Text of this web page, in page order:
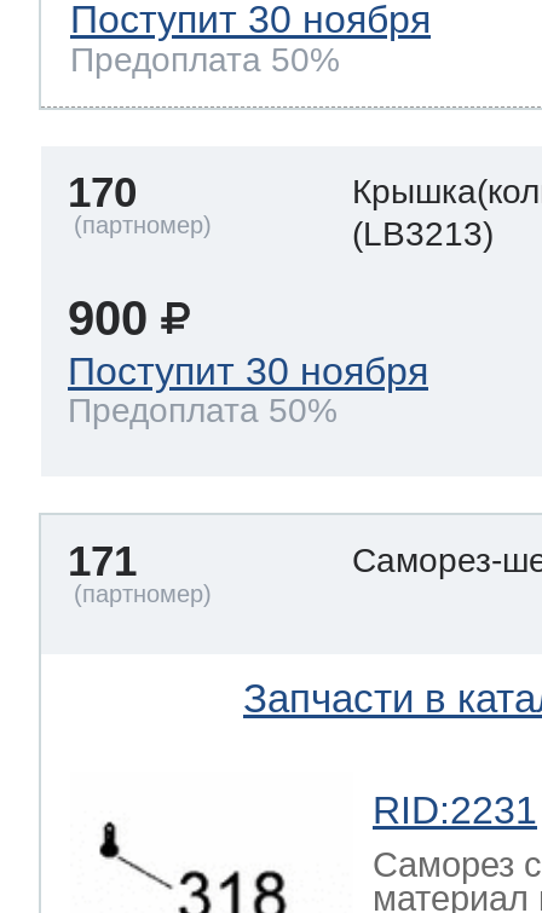
Поступит 30 ноября
Предоплата 50%
170
(LB3213)
900
Поступит 30 ноября
Предоплата 50%
171 Саморез-
Запчасти в
RID:2231
Саморез